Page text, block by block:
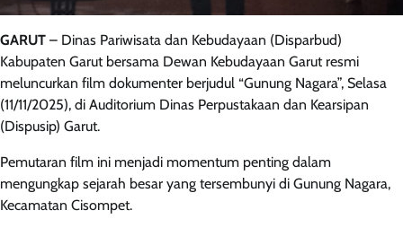
GARUT – Dinas Pariwisata dan Kebudayaan (Disparbud)
Kabupaten Garut bersama Dewan Kebudayaan Garut resmi
meluncurkan film dokumenter berjudul “Gunung Nagara”, Selasa
(11/11/2025), di Auditorium Dinas Perpustakaan dan Kearsipan
(Dispusip) Garut.
Pemutaran film ini menjadi momentum penting dalam
mengungkap sejarah besar yang tersembunyi di Gunung Nagara,
Kecamatan Cisompet.